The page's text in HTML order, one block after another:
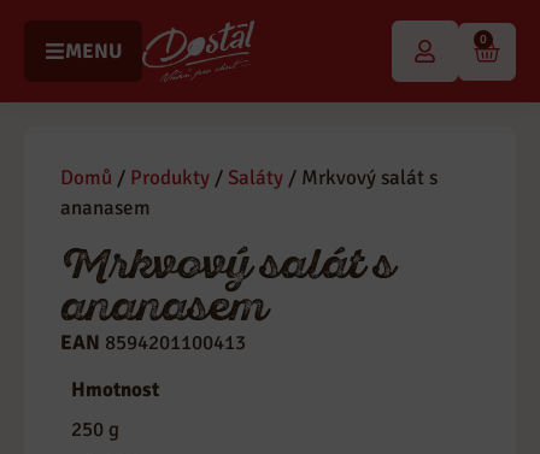
MENU 0
Domů / Produkty / Saláty / Mrkvový salát s
ananasem
Mrkvový salát s
ananasem
EAN 8594201100413
Hmotnost
250 g